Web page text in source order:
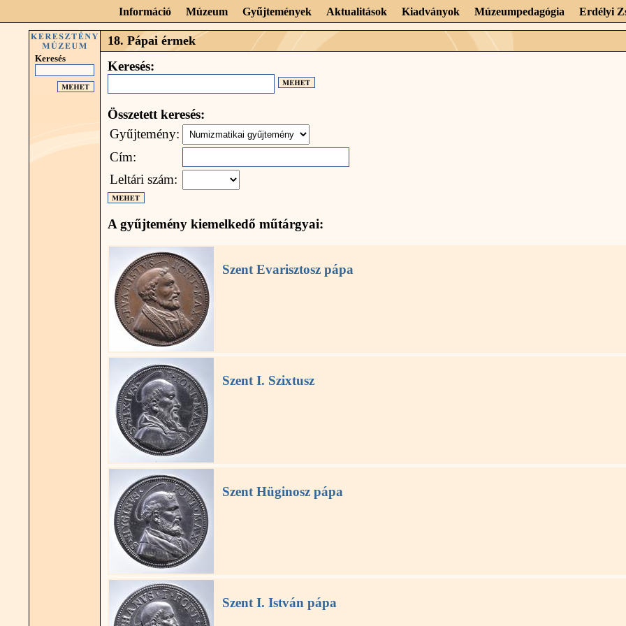
Információ Múzeum Gyűjtemények Aktualitások Kiadványok Múzeumpedagógia Erdélyi
Keresés
18. Pápai érmek
Keresés:
Összetett keresés:
Gyűjtemény:
Cím:
Leltári szám:
A gyűjtemény kiemelkedő műtárgyai:
Szent Evarisztosz pápa
Szent I. Szixtusz
Szent Hüginosz pápa
Szent I. István pápa